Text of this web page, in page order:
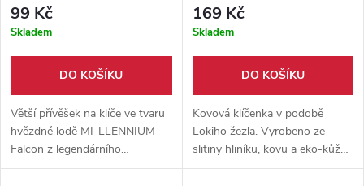
99 Kč
Skladem
DO KOŠÍKU
Větší přívěšek na klíče ve tvaru
hvězdné lodě MI-LLENNIUM
Falcon z legendárního
filmového světa Star Wars.
169 Kč
Skladem
DO KOŠÍKU
Kovová klíčenka v podobě
Lokiho žezla. Vyrobeno ze
slitiny hliníku, kovu a eko-kůže.
Délka samotného žezla je 15